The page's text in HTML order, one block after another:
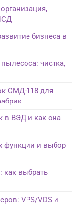
бизнеса в
чистка,
СМД-118 для
в ВЭД и как она
функции и выбор
выбрать
VPS/VDS и